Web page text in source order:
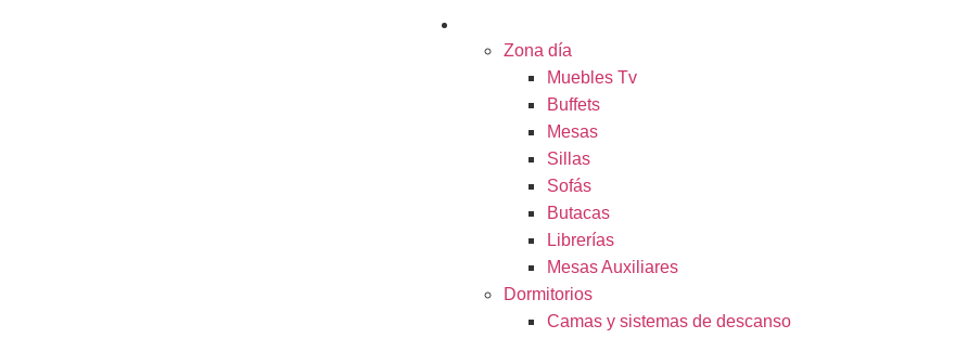
Zona día
Muebles Tv
Buffets
Mesas
Sillas
Sofás
Butacas
Librerías
Mesas Auxiliares
Dormitorios
Camas y sistemas de descanso